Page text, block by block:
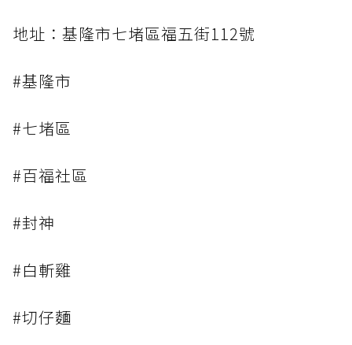
地址：基隆市七堵區福五街112號
#基隆市
#七堵區
#百福社區
#封神
#白斬雞
#切仔麵